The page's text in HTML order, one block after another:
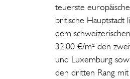
teuerste
britische Hauptstadt
dem
32,00 €/m² den
und Luxemburg
den dritten Rang